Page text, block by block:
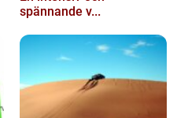
spännande v...